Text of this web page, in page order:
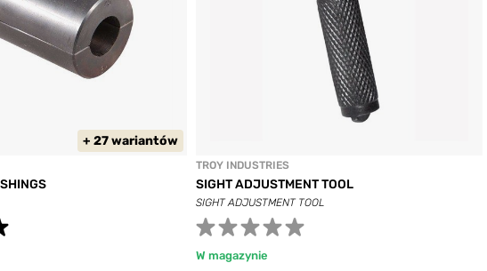
+ 27 wariantów
TROY INDUSTRIES
SIGHT ADJUSTMENT TOOL
SIGHT ADJUSTMENT TOOL
W magazynie